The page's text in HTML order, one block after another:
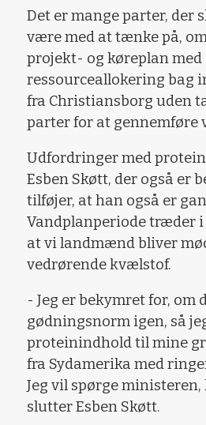
Det er mange parter, der
være med at tænke på,
projekt- og køreplan
ressourceallokering bag
fra Christiansborg uden
parter for at gennemføre
Udfordringer med
Esben Skøtt, der også er
tilføjer, at han også er
Vandplanperiode træder i
at vi landmænd bliver
vedrørende kvælstof.
- Jeg er bekymret for,
gødningsnorm igen, så
proteinindhold til mine
fra Sydamerika med
Jeg vil spørge
slutter Esben Skøtt.